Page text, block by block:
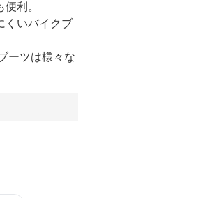
利。
くいバイクブ
ーツは様々な